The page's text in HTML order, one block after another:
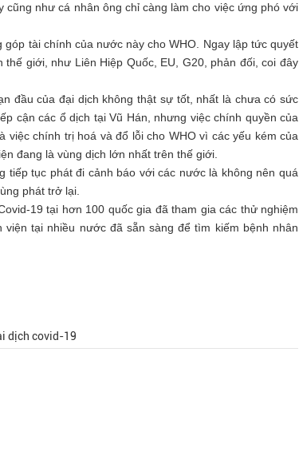
như cá nhân ông chỉ càng làm cho việc ứng phó với
tài chính của nước này cho WHO. Ngay lập tức quyết
giới, như Liên Hiệp Quốc, EU, G20, phản đối, coi đây
đầu của đại dịch không thật sự tốt, nhất là chưa có sức
cận các ổ dịch tại Vũ Hán, nhưng việc chính quyền của
việc chính trị hoá và đổ lỗi cho WHO vì các yếu kém của
đang là vùng dịch lớn nhất trên thế giới.
tiếp tục phát đi cảnh báo với các nước là không nên quá
phát trở lại.
19 tại hơn 100 quốc gia đã tham gia các thử nghiệm
tại nhiều nước đã sẵn sàng để tìm kiếm bệnh nhân
dịch covid-19